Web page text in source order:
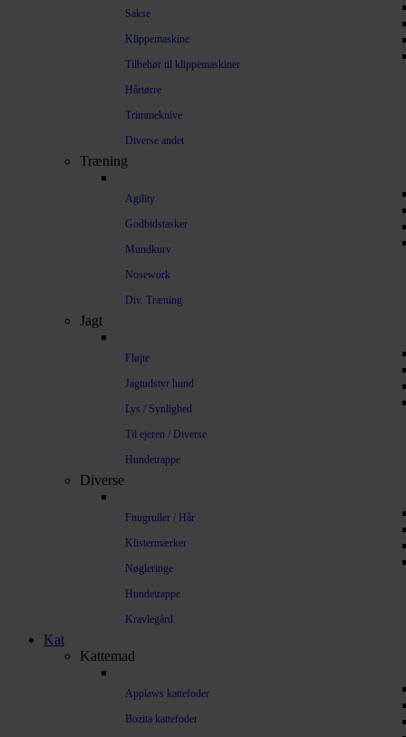
Sakse
Klippemaskine
Tilbehør til klippemaskiner
Hårtørre
Trimmeknive
Diverse andet
Træning
Agility
Godbidstasker
Mundkurv
Nosework
Div. Træning
Jagt
Fløjte
Jagtudstyr hund
Lys / Synlighed
Til ejeren / Diverse
Hundetrappe
Diverse
Fnugruller / Hår
Klistermærker
Nøgleringe
Hundetrappe
Kravlegård
Kat
Kattemad
Applaws kattefoder
Bozita kattefoder